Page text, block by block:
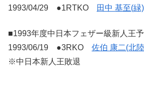
1993/04/29 ●1RTKO 田中 基至(緑)
■1993年度中日本フェザー級新人王
1993/06/19 ●3RKO 佐伯 康二(北
※中日本新人王敗退